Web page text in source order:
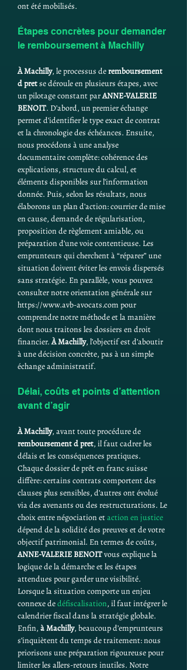
ont été mobilisés.
Étapes concrètes pour demander
le remboursement à Machilly
À Machilly, le processus de remboursement
d pret se déroule en plusieurs étapes, avec
un pilotage constant par ANNE-VALERIE
BENOIT. D’abord, un premier échange
permet d’identifier le type exact de contrat
et la chronologie des échéances. Ensuite,
nous procédons à une analyse
documentaire complète: cohérence des
explications, structure du calcul, et
éléments disponibles sur l’information
donnée. Puis, selon les résultats, nous
élaborons un plan d’action: courrier de mise
en cause, demande de régularisation,
proposition de règlement amiable, ou
préparation d’une voie contentieuse. Les
emprunteurs qui cherchent à “réparer” une
situation doivent éviter les envois dispersés
sans stratégie. En parallèle, vous pouvez
consulter notre orientation générale sur
https://www.avb-avocats.com pour
comprendre notre méthode et la manière
dont nous traitons les dossiers en droit
financier. À Machilly, l’objectif est d’aboutir
à une décision concrète, pas à un simple
échange administratif.
Délai, coûts et points d’attention
avant d’agir
À Machilly, avant toute procédure de
remboursement d pret, il faut cadrer les
délais et les conséquences pratiques.
Chaque dossier de prêt en franc suisse
diffère: certains contrats comportent des
clauses plus sensibles, d’autres ont évolué
via des avenants ou des restructurations. Le
choix entre négociation et action en justice
dépend de la solidité des preuves et de votre
objectif patrimonial. En termes de coûts,
ANNE-VALERIE BENOIT vous explique la
logique de la démarche et les étapes
attendues pour garder une visibilité.
Lorsque la situation comporte un enjeu
connexe de défiscalisation, il faut intégrer le
calendrier fiscal dans la stratégie globale.
Enfin, à Machilly, beaucoup d’emprunteurs
s’inquiètent du temps de traitement: nous
priorisons une préparation rigoureuse pour
limiter les allers-retours inutiles. Notre